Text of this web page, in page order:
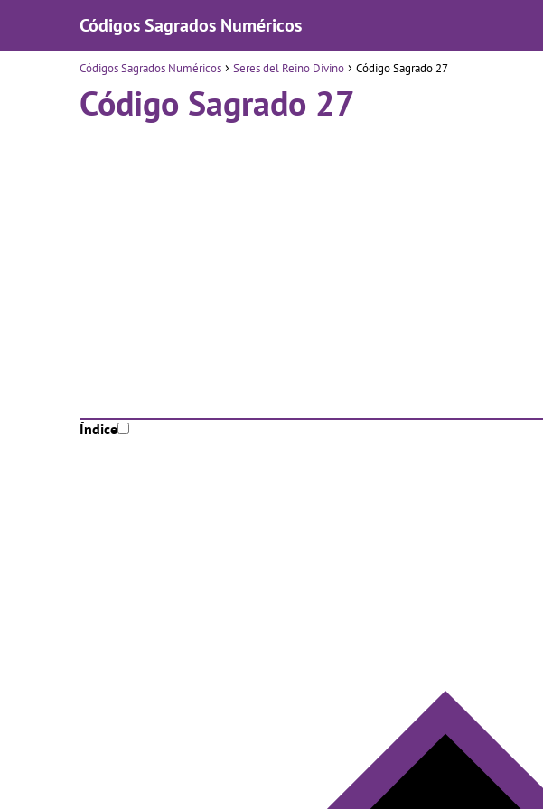
Códigos Sagrados Numéricos
Códigos Sagrados Numéricos Seres del Reino Divino Código Sagrado 27
Código Sagrado 27
Índice